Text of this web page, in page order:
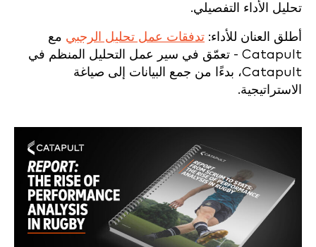
تحليل الأداء التفصيلي.
أطلق العنان للأداء: تدفقات عمل تحليل الرجبي مع
Catapult - تعمّق في سير عمل التحليل المنظم في
Catapult، بدءًا من جمع البيانات إلى صياغة
الاستراتيجية.